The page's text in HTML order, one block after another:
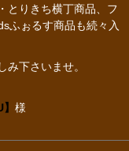
とりきち横丁商品、フ
ふぉるす商品も続々入
み下さいませ。
様